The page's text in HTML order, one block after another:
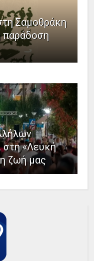
Σαμοθράκη
παράδοση
στη «Λευκή
ζωή μας